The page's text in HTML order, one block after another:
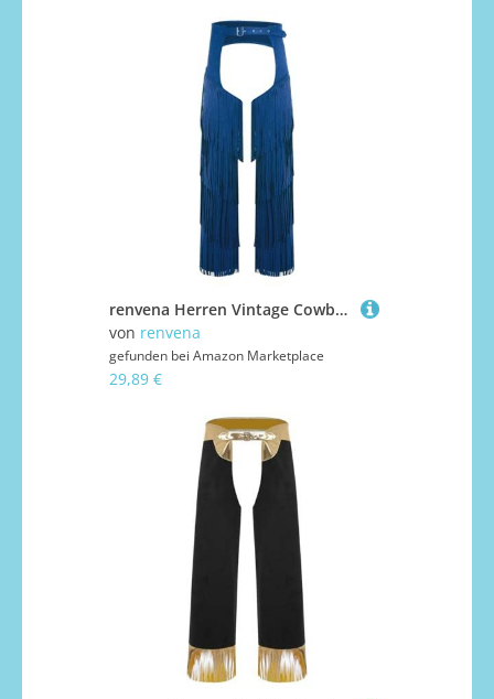
renvena Herren Vintage Cowboy Kostüm Hose Lang Chaps Überhosen mit Quasten Fransen Western Reiter Kostüm Mottoparty Karneval Blau XXL
von renvena
gefunden bei Amazon Marketplace
29,89 €